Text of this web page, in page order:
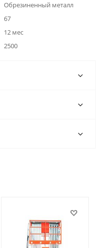
Обрезиненный металл
67
12 мес
2500